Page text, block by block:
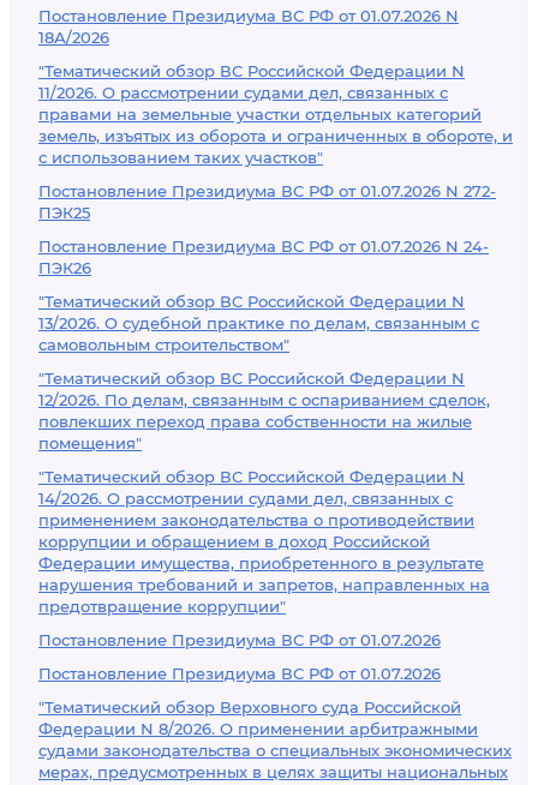
Постановление Президиума ВС РФ от 01.07.2026 N
18А/2026
"Тематический обзор ВС Российской Федерации N
11/2026. О рассмотрении судами дел, связанных с
правами на земельные участки отдельных категорий
земель, изъятых из оборота и ограниченных в обороте, и
с использованием таких участков"
Постановление Президиума ВС РФ от 01.07.2026 N 272-
ПЭК25
Постановление Президиума ВС РФ от 01.07.2026 N 24-
ПЭК26
"Тематический обзор ВС Российской Федерации N
13/2026. О судебной практике по делам, связанным с
самовольным строительством"
"Тематический обзор ВС Российской Федерации N
12/2026. По делам, связанным с оспариванием сделок,
повлекших переход права собственности на жилые
помещения"
"Тематический обзор ВС Российской Федерации N
14/2026. О рассмотрении судами дел, связанных с
применением законодательства о противодействии
коррупции и обращением в доход Российской
Федерации имущества, приобретенного в результате
нарушения требований и запретов, направленных на
предотвращение коррупции"
Постановление Президиума ВС РФ от 01.07.2026
Постановление Президиума ВС РФ от 01.07.2026
"Тематический обзор Верховного суда Российской
Федерации N 8/2026. О применении арбитражными
судами законодательства о специальных экономических
мерах, предусмотренных в целях защиты национальных